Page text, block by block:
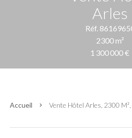
Arles
Réf.
2300 m²
1 300 000 €
Accueil Vente Hôtel Arles, 2300